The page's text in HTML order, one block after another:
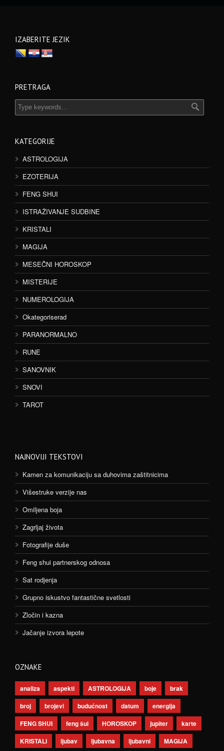
IZABERITE JEZIK
PRETRAGA
KATEGORIJE
ASTROLOGIJA
EZOTERIJA
FENG SHUI
ISTRAŽIVANJE SUDBINE
KRISTALI
MAGIJA
MESEČNI HOROSKOP
MISTERIJE
NUMEROLOGIJA
Okategoriserad
PARANORMALNO
RUNE
SANOVNIK
SNOVI
TAROT
NAJNOVIJI TEKSTOVI
Kamen za komunikaciju sa duhovima zaštitnicima
Višestruke verzije nas
Omiljena boja
Zagrljaj života
Fotografije duše
Feng shui partnerskog odnosa
Sat rodjenja
Grupno iskustvo fantastične svetlosti
Zločin i kazna
Jačanje izvora lepote
OZNAKE
analiza aspekti ASTROLOGIJA boje
brak
broj
brojevi budućnost datum
energija
FENG SHUI
feng šui HOROSKOP jupiter
karte
KRISTALI
ljubav ljubavna ljubavni MAGIJA